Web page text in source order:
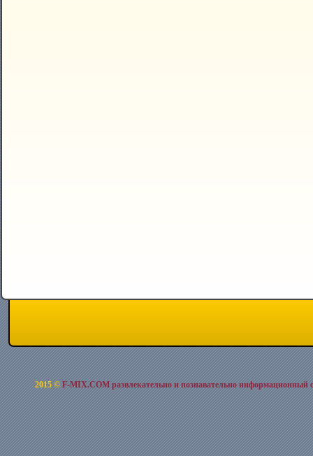
2015 ©F-MIX.COM развлекательно и познавательно информационный